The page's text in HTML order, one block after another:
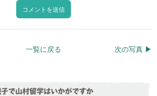
次の写真 ▶︎
一覧に戻る
で山村留学はいかがですか